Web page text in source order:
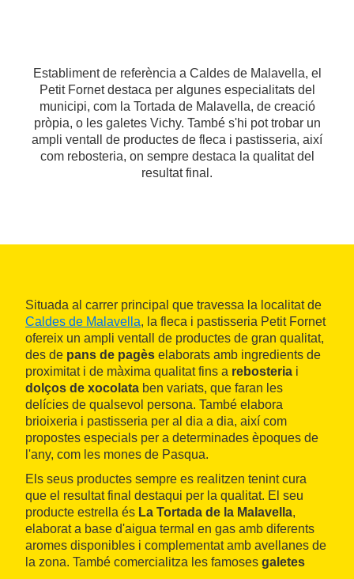
Establiment de referència a Caldes de Malavella, el
Petit Fornet destaca per algunes especialitats del
municipi, com la Tortada de Malavella, de creació
pròpia, o les galetes Vichy. També s'hi pot trobar un
ampli ventall de productes de fleca i pastisseria, així
com rebosteria, on sempre destaca la qualitat del
resultat final.
Situada al carrer principal que travessa la localitat de
Caldes de Malavella, la fleca i pastisseria Petit Fornet
ofereix un ampli ventall de productes de gran qualitat,
des de pans de pagès elaborats amb ingredients de
proximitat i de màxima qualitat fins a rebosteria i
dolços de xocolata ben variats, que faran les
delícies de qualsevol persona. També elabora
brioixeria i pastisseria per al dia a dia, així com
propostes especials per a determinades èpoques de
l'any, com les mones de Pasqua.
Els seus productes sempre es realitzen tenint cura
que el resultat final destaqui per la qualitat. El seu
producte estrella és La Tortada de la Malavella,
elaborat a base d'aigua termal en gas amb diferents
aromes disponibles i complementat amb avellanes de
la zona. També comercialitza les famoses galetes